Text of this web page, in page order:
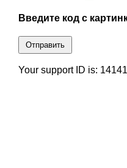
Введите код с
Отправить
Your support ID is: